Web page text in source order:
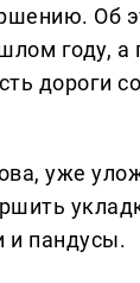
Об
году,
дороги
уже
и пандусы.